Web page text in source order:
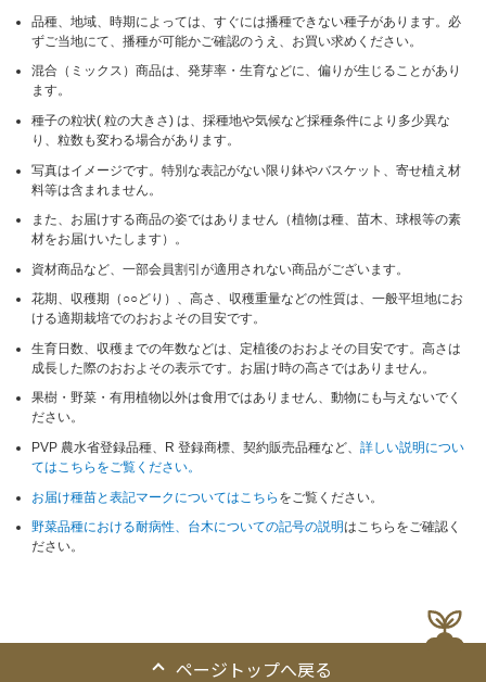
品種、地域、時期によっては、すぐには播種できない種子があります。必
ずご当地にて、播種が可能かご確認のうえ、お買い求めください。
混合（ミックス）商品は、発芽率・生育などに、偏りが生じることがあり
ます。
種子の粒状( 粒の大きさ) は、採種地や気候など採種条件により多少異な
り、粒数も変わる場合があります。
写真はイメージです。特別な表記がない限り鉢やバスケット、寄せ植え材
料等は含まれません。
また、お届けする商品の姿ではありません（植物は種、苗木、球根等の素
材をお届けいたします）。
資材商品など、一部会員割引が適用されない商品がございます。
花期、収穫期（○○どり）、高さ、収穫重量などの性質は、一般平坦地にお
ける適期栽培でのおおよその目安です。
生育日数、収穫までの年数などは、定植後のおおよその目安です。高さは
成長した際のおおよその表示です。お届け時の高さではありません。
果樹・野菜・有用植物以外は食用ではありません、動物にも与えないでく
ださい。
PVP 農水省登録品種、R 登録商標、契約販売品種など、詳しい説明につい
てはこちらをご覧ください。
お届け種苗と表記マークについてはこちら をご覧ください。
野菜品種における耐病性、台木についての記号の説明はこちらをご確認く
ださい。
ページトップへ戻る